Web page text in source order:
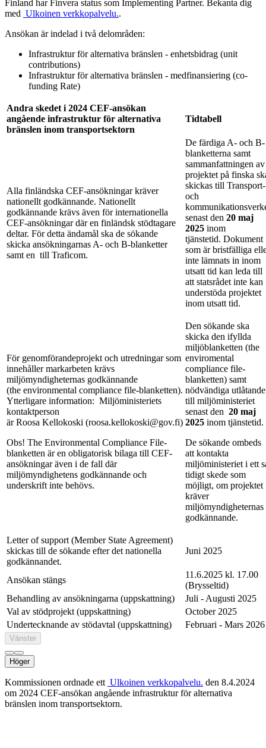
Finland har Finvera status som Implementing Partner. Bekanta dig
med Ulkoinen verkkopalvelu..
Ansökan är indelad i två delområden:
Infrastruktur för alternativa bränslen - enhetsbidrag (unit
contributions)
Infrastruktur för alternativa bränslen - medfinansiering (co-
funding Rate)
Andra skedet i 2024 CEF-ansökan
angående infrastruktur för alternativa
bränslen inom transportsektorn
Tidtabell
Alla finländska CEF-ansökningar kräver
nationellt godkännande. Nationellt
godkännande krävs även för internationella
CEF-ansökningar där en finländsk stödtagare
deltar. För detta ändamål ska de sökande
skicka ansökningarnas A- och B-blanketter
samt en till Traficom.
De färdiga A- och B-
blanketterna samt
sammanfattningen av
projektet på finska
skickas till Transport-
och
senast den 20 maj
2025 inom
tjänstetid. Dokument
som är bristfälliga
inte lämnats in inom
utsatt tid kan leda till
att statsrådet inte kan
understöda projektet
inom utsatt tid.
För genomförandeprojekt och utredningar som
innehåller markarbeten krävs
miljömyndigheternas godkännande
(the environmental compliance file-blanketten).
Ytterligare information: Miljöministeriets
kontaktperson
är Roosa Kellokoski (roosa.kellokoski@gov.fi)
Obs! The Environmental Compliance File-
blanketten är en obligatorisk bilaga till CEF-
ansökningar även i de fall där
miljömyndighetens godkännande och
underskrift inte behövs.
Den sökande ska
skicka den ifyllda
miljöblanketten (the
enviromental
compliance file-
blanketten) samt
nödvändiga
till miljöministeriet
senast den 20 maj
2025 inom tjänstetid.
De sökande ombeds
att kontakta
miljöministeriet i ett
tidigt skede som
möjligt, om projektet
kräver
miljömyndigheternas
godkännande.
Letter of support (Member State Agreement)
skickas till de sökande efter det nationella
godkännandet.
Juni 2025
Ansökan stängs
11.6.2025 kl. 17.00
(Brysseltid)
Behandling av ansökningarna (uppskattning)
Juli - Augusti 2025
Val av stödprojekt (uppskattning)
October 2025
Undertecknande av stödavtal (uppskattning)
Februari - Mars 2026
Vänster
Höger
Kommissionen ordnade ett Ulkoinen verkkopalvelu. den 8.4.2024
om 2024 CEF-ansökan angående infrastruktur för alternativa
bränslen inom transportsektorn.